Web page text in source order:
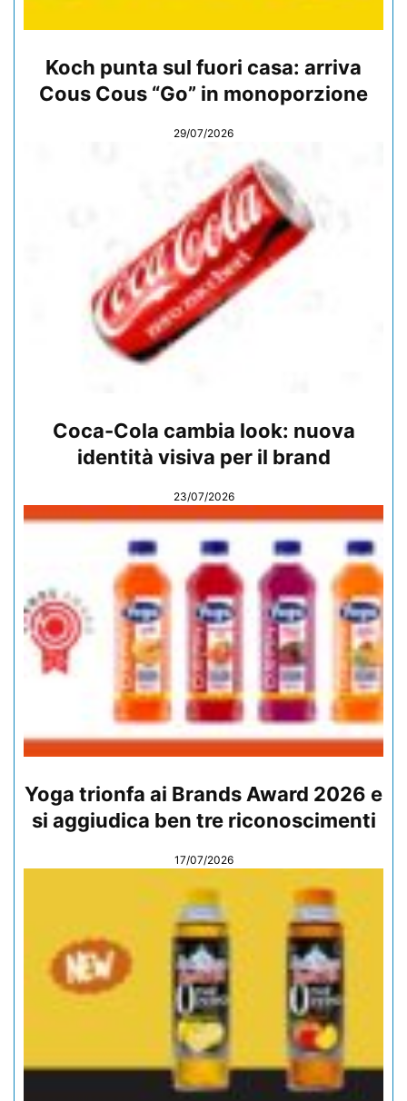
Koch punta sul fuori casa: arriva
Cous Cous “Go” in monoporzione
29/07/2026
Coca-Cola cambia look: nuova
identità visiva per il brand
23/07/2026
Yoga trionfa ai Brands Award 2026 e
si aggiudica ben tre riconoscimenti
17/07/2026